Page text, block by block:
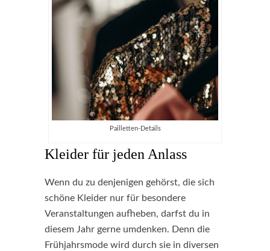
Pailletten-Details
Kleider für jeden Anlass
Wenn du zu denjenigen gehörst, die sich
schöne Kleider nur für besondere
Veranstaltungen aufheben, darfst du in
diesem Jahr gerne umdenken. Denn die
Frühjahrsmode wird durch sie in diversen